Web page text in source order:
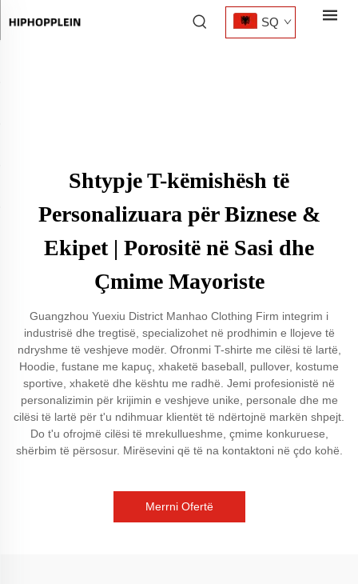
SQ
Shtypje T-këmishësh të
Personalizuara për Biznese &
Ekipet | Porositë në Sasi dhe
Çmime Mayoriste
Guangzhou Yuexiu District Manhao Clothing Firm integrim i
industrisë dhe tregtisë, specializohet në prodhimin e llojeve të
ndryshme të veshjeve modër. Ofronmi T-shirte me cilësi të lartë,
Hoodie, fustane me kapuç, xhaketë baseball, pullover, kostume
sportive, xhaketë dhe kështu me radhë. Jemi profesionistë në
personalizimin për krijimin e veshjeve unike, personale dhe me
cilësi të lartë për t'u ndihmuar klientët të ndërtojnë markën shpejt.
Do t'u ofrojmë cilësi të mrekullueshme, çmime konkuruese,
shërbim të përsosur. Mirësevini që të na kontaktoni në çdo kohë.
Merrni Ofertë